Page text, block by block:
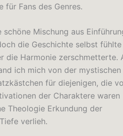
für Fans des Genres.
Mischung aus
die Geschichte selbst fühlte
die Harmonie zerschmetterte.
ich mich von der mystischen
für diejenigen, die
der Charaktere waren
Theologie Erkundung der
verlieh.